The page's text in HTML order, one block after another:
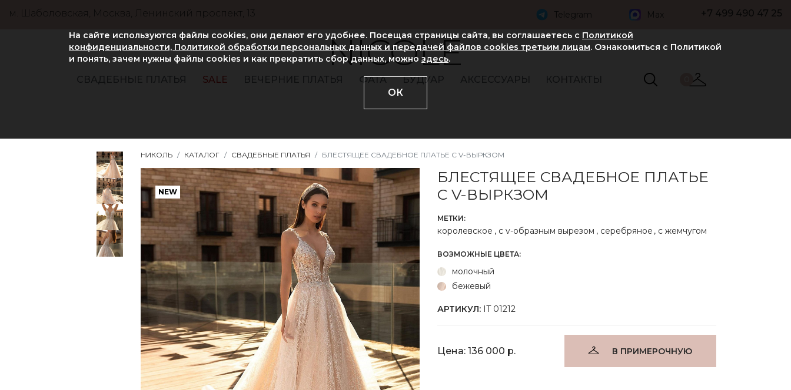
м. Шаболовская, Москва, Ленинский проспект, 13 Telegram Max +7 499 490 47 25
NICOLE
СВАДЕБНЫЕ ПЛАТЬЯ SALE ВЕЧЕРНИЕ ПЛАТЬЯ ФАТА БУДУАР АКСЕССУАРЫ КОНТАКТЫ
НИКОЛЬ КАТАЛОГ СВАДЕБНЫЕ ПЛАТЬЯ БЛЕСТЯЩЕЕ СВАДЕБНОЕ ПЛАТЬЕ С V-ВЫРКЗОМ
NEW
NEW
NEW
NEW
БЛЕСТЯЩЕЕ СВАДЕБНОЕ ПЛАТЬЕ
С V-ВЫРКЗОМ
МЕТКИ:
королевское , с v-образным вырезом , серебряное , с жемчугом
ВОЗМОЖНЫЕ ЦВЕТА:
молочный
бежевый
АРТИКУЛ: IT 01212
Цена: 136 000 р. В ПРИМЕРОЧНУЮ
На сайте используются файлы cookies, они делают его удобнее. Посещая страницы сайта, вы соглашаетесь с Политикой
конфиденциальности, Политикой обработки персональных данных и передачей файлов cookies третьим лицам. Ознакомиться с Политикой
и понять, зачем нужны файлы сookies и как прекратить сбор данных, можно здесь.
ОК